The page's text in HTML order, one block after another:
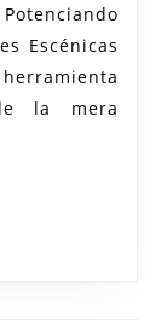
Escénicas
la mera